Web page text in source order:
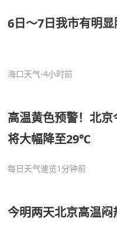
6日～7日我市有明
海口天气-4小时前
高温黄色预警！北
将大幅降至29℃
每日天气速览1分钟前
今明两天北京高温